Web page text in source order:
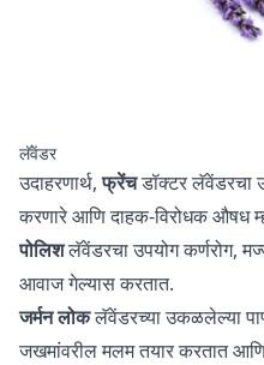
लॅवेंडर
उदाहरणार्थ,फ्रेंचडॉक्टर लॅवेंडरचा
करणारे आणि दाहक-विरोधक औषध
पोलिशलॅवेंडरचा उपयोग कर्णरोग,
आवाज गेल्यास करतात.
जर्मन लोकलॅवेंडरच्या उकळलेल्या
जखमांवरील मलम तयार करतात